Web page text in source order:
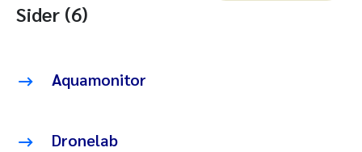
Sider (6)
Aquamonitor
Dronelab